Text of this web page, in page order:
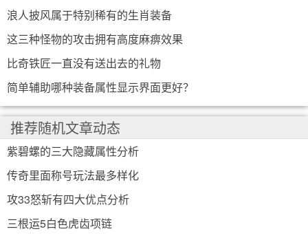
浪人披风属于特别稀有的生肖装备
这三种怪物的攻击拥有高度麻痹效果
比奇铁匠一直没有送出去的礼物
简单辅助哪种装备属性显示界面更好？
推荐随机文章动态
紫碧螺的三大隐藏属性分析
传奇里面称号玩法最多样化
攻33怒斩有四大优点分析
三根运5白色虎齿项链